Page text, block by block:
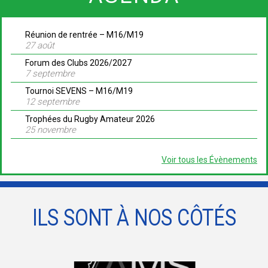
Réunion de rentrée – M16/M19
27 août
Forum des Clubs 2026/2027
7 septembre
Tournoi SEVENS – M16/M19
12 septembre
Trophées du Rugby Amateur 2026
25 novembre
Voir tous les Évènements
ILS SONT À NOS CÔTÉS